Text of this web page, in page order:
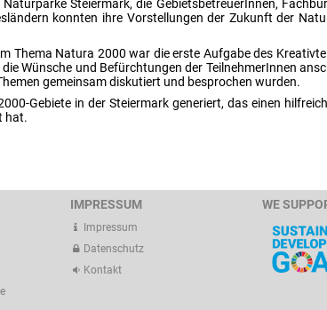
Steiermark, die GebietsbetreuerInnen,
konnten ihre Vorstellungen der Zukunft der
Thema Natura 2000 war die erste Aufgabe des
Wünsche und Befürchtungen der TeilnehmerInnen
gemeinsam diskutiert und besprochen wurden.
Gebiete in der Steiermark generiert, das einen
hat.
IMPRESSUM
Impressum
Datenschutz
Kontakt
WE